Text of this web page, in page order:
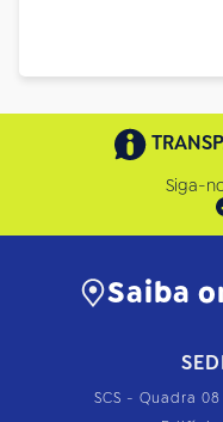
Siga-
Saiba
SCS - Quadra